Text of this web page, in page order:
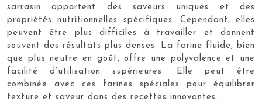
sarrasin apportent des saveurs uniques et des
propriétés nutritionnelles spécifiques. Cependant, elles
peuvent être plus difficiles à travailler et donnent
souvent des résultats plus denses. La farine fluide, bien
que plus neutre en goût, offre une polyvalence et une
facilité d’utilisation supérieures. Elle peut être
combinée avec ces farines spéciales pour équilibrer
texture et saveur dans des recettes innovantes.